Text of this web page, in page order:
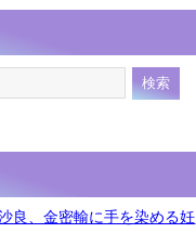
良、金密輸に手を染める妊